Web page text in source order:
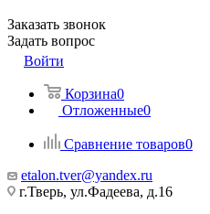
Заказать звонок
Задать вопрос
Войти
Корзина0
Отложенные0
Сравнение товаров0
etalon.tver@yandex.ru
г.Тверь, ул.Фадеева, д.16